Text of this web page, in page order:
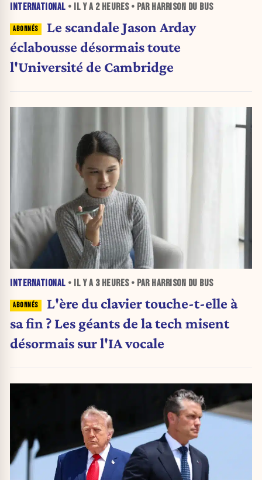
INTERNATIONAL • IL Y A 2 HEURES• PAR HARRISON DU BUS
Le scandale Jason Arday
éclabousse désormais toute
l'Université de Cambridge
INTERNATIONAL • IL Y A 3 HEURES• PAR HARRISON DU BUS
L'ère du clavier touche-t-elle à
sa fin ? Les géants de la tech misent
désormais sur l'IA vocale